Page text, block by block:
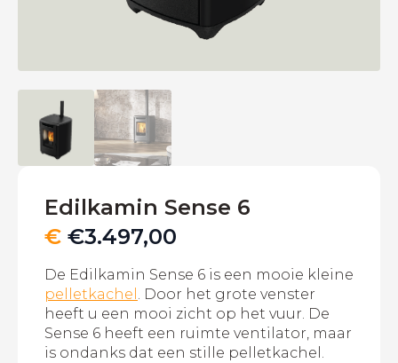
Edilkamin Sense 6
€ €3.497,00
De Edilkamin Sense 6 is een mooie kleine
pelletkachel . Door het grote venster
heeft u een mooi zicht op het vuur. De
Sense 6 heeft een ruimte ventilator, maar
is ondanks dat een stille pelletkachel.